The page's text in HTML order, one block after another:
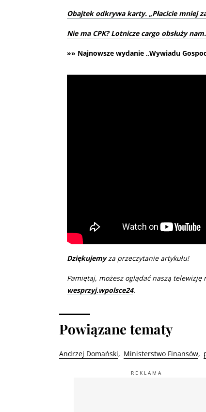
Obajtek odkrywa karty. „Płacicie mniej
Nie ma CPK? Lotnicze cargo obsłuży
»» Najnowsze wydanie „Wywiadu
Dziękujemyza przeczytanie artykułu!
Pamiętaj, możesz oglądać naszą telewizję
wesprzyj.wpolsce24.
Powiązane tematy
Andrzej Domański Ministerstwo Finansów